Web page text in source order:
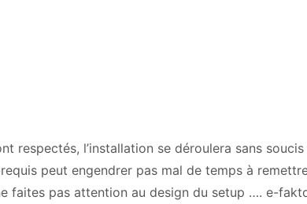
respectés, l’installation se déroulera sans
peut engendrer pas mal de temps à
faites pas attention au design du setup …. e-